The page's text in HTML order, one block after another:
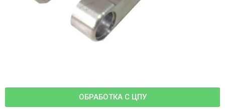
ОБРАБОТКА С ЦПУ